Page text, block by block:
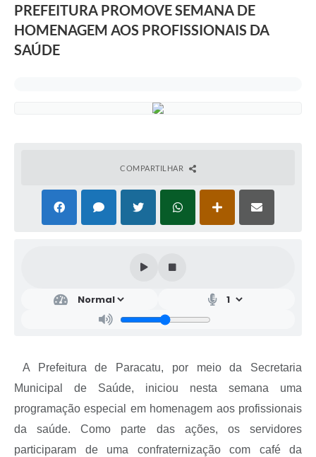
PREFEITURA PROMOVE SEMANA DE
HOMENAGEM AOS PROFISSIONAIS DA
SAÚDE
COMPARTILHAR
A Prefeitura de Paracatu, por meio da Secretaria
Municipal de Saúde, iniciou nesta semana uma
programação especial em homenagem aos profissionais
da saúde. Como parte das ações, os servidores
participaram de uma confraternização com café da